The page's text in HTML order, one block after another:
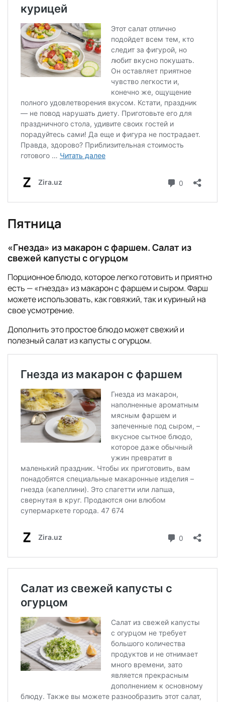
Пятница
«Гнезда» из макарон с фаршем. Салат из
свежей капусты с огурцом
Порционное блюдо, которое легко готовить и приятно
есть — «гнезда» из макарон с фаршем и сыром. Фарш
можете использовать, как говяжий, так и куриный на
свое усмотрение.
Дополнить это простое блюдо может свежий и
полезный салат из капусты с огурцом.